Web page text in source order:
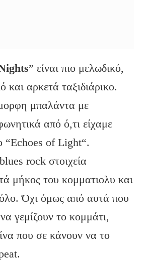
” είναι πιο μελωδικό,
και αρκετά ταξιδιάρικο.
μπαλάντα με
από ό,τι είχαμε
“Echoes of Light“.
rock στοιχεία
μήκος του κομματιολυ και
Όχι όμως από αυτά που
γεμίζουν το κομμάτι,
που σε κάνουν να το